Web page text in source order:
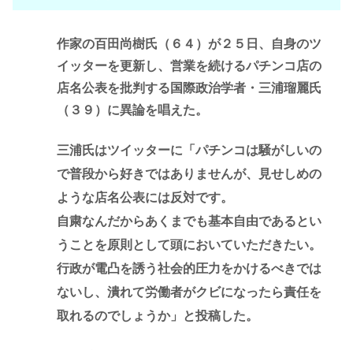
作家の百田尚樹氏（６４）が２５日、自身のツ
イッターを更新し、営業を続けるパチンコ店の
店名公表を批判する国際政治学者・三浦瑠麗氏
（３９）に異論を唱えた。
三浦氏はツイッターに「パチンコは騒がしいの
で普段から好きではありませんが、見せしめの
ような店名公表には反対です。
自粛なんだからあくまでも基本自由であるとい
うことを原則として頭においていただきたい。
行政が電凸を誘う社会的圧力をかけるべきでは
ないし、潰れて労働者がクビになったら責任を
取れるのでしょうか」と投稿した。